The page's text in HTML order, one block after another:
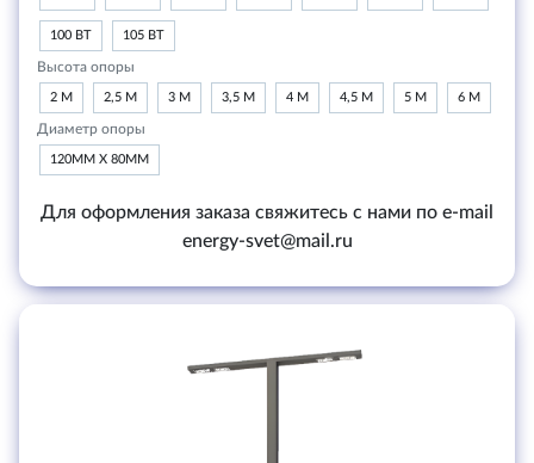
100 ВТ 105 ВТ
Высота опоры
2 М 2,5 М 3 М 3,5 М 4 М 4,5 М 5 М 6 М
Диаметр опоры
120ММ Х 80ММ
Для оформления заказа свяжитесь с нами по e-mail
energy-svet@mail.ru